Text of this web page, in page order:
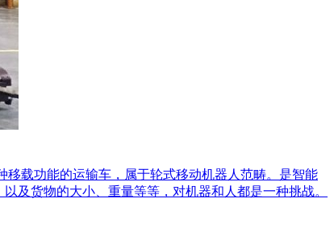
载功能的运输车，属于轮式移动机器人范畴。是智能
及货物的大小、重量等等，对机器和人都是一种挑战。